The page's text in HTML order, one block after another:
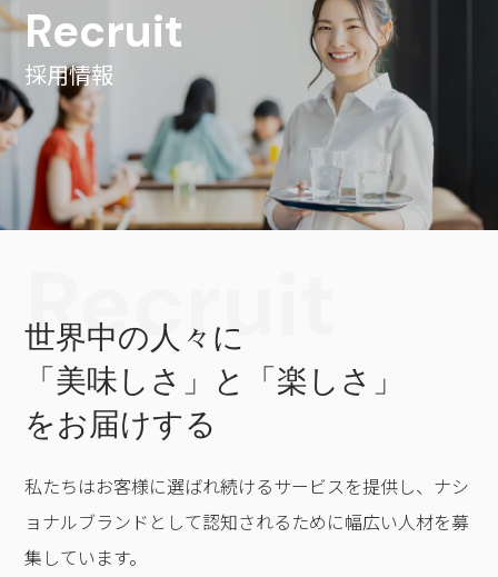
Recruit
採用情報
世界中の人々に
「美味しさ」と「楽しさ」
をお届けする
私たちはお客様に選ばれ続けるサービスを提供し、ナシ
ョナルブランドとして認知されるために幅広い人材を募
集しています。